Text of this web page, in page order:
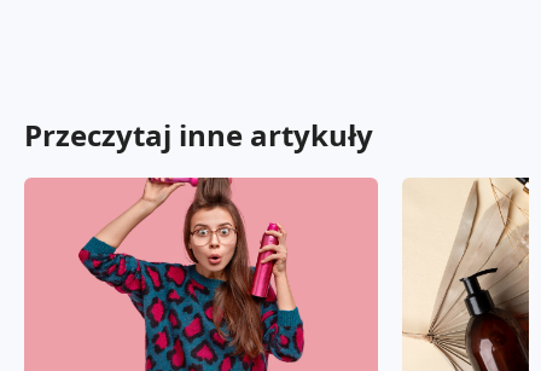
Przeczytaj inne artykuły